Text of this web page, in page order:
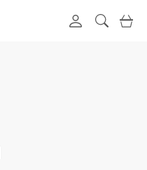
loginzoeken